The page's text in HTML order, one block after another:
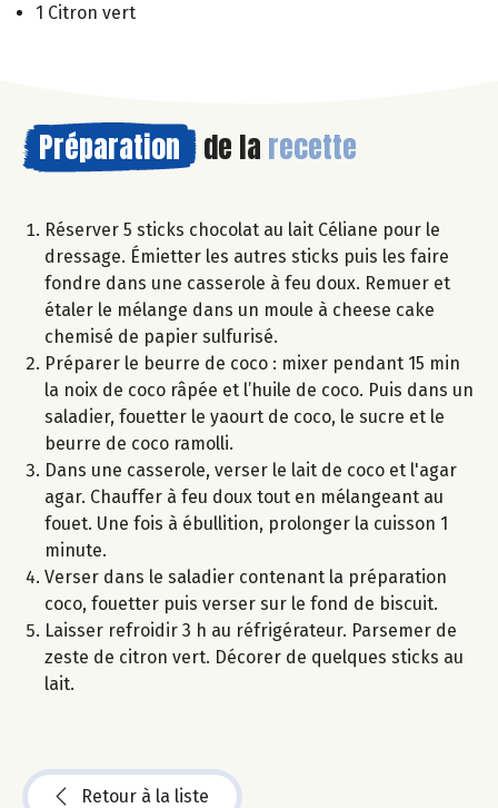
1 Citron vert
Préparation de la recette
Réserver 5 sticks chocolat au lait Céliane pour le
dressage. Émietter les autres sticks puis les faire
fondre dans une casserole à feu doux. Remuer et
étaler le mélange dans un moule à cheese cake
chemisé de papier sulfurisé.
Préparer le beurre de coco : mixer pendant 15 min
la noix de coco râpée et l’huile de coco. Puis dans un
saladier, fouetter le yaourt de coco, le sucre et le
beurre de coco ramolli.
Dans une casserole, verser le lait de coco et l'agar
agar. Chauffer à feu doux tout en mélangeant au
fouet. Une fois à ébullition, prolonger la cuisson 1
minute.
Verser dans le saladier contenant la préparation
coco, fouetter puis verser sur le fond de biscuit.
Laisser refroidir 3 h au réfrigérateur. Parsemer de
zeste de citron vert. Décorer de quelques sticks au
lait.
Retour à la liste